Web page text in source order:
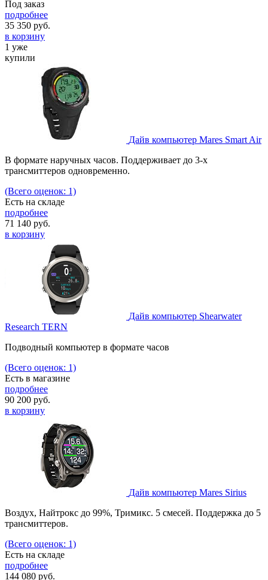
Под заказ
подробнее
35 350 руб.
в корзину
1 уже
купили
Дайв компьютер Mares Smart Air
В формате наручных часов. Поддерживает до 3-х
трансмиттеров одновременно.
(Всего оценок: 1)
Есть на складе
подробнее
71 140 руб.
в корзину
Дайв компьютер Shearwater
Research TERN
Подводный компьютер в формате часов
(Всего оценок: 1)
Есть в магазине
подробнее
90 200 руб.
в корзину
Дайв компьютер Mares Sirius
Воздух, Найтрокс до 99%, Тримикс. 5 смесей. Поддержка до 5
трансмиттеров.
(Всего оценок: 1)
Есть на складе
подробнее
144 080 руб.